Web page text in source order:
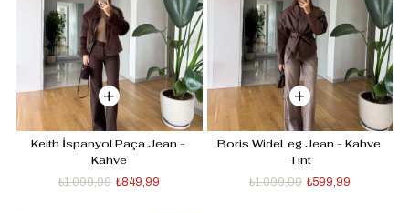
Keith İspanyol Paça Jean -
Kahve
₺849,99
₺1.099,99
Boris WideLeg Jean - Kahve
Tint
₺599,99
₺1.099,99